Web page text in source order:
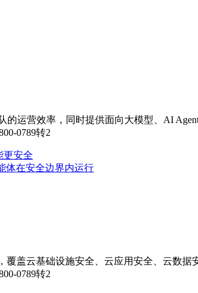
运营效率，同时提供面向大模型、AI
0789转2
更安全
体在安全边界内运行
盖云基础设施安全、云应用安全、云数据
0789转2